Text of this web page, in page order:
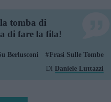
tomba di
di fare la fila!
Berlusconi
Frasi Sulle Tombe
Di Daniele Luttazzi